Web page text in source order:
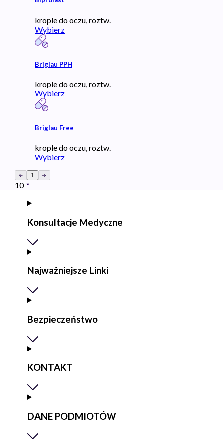
krople do oczu, roztw.
Wybierz
Briglau PPH
krople do oczu, roztw.
Wybierz
Briglau Free
krople do oczu, roztw.
Wybierz
1
10
Konsultacje Medyczne
Najważniejsze Linki
Bezpieczeństwo
KONTAKT
DANE PODMIOTÓW